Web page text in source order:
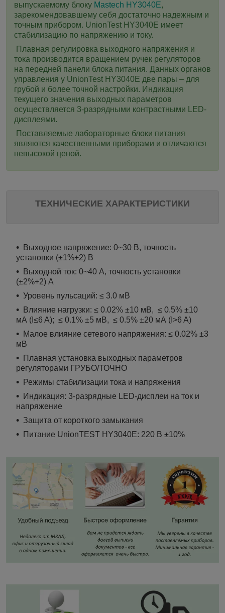
выпускаемому блоку Mastech HY3040E,
зарекомендовавшему себя достаточно надежным и
точным прибором. UnionTest HY3040E имеет
стабилизацию по напряжению и току.
Плавная регулировка выходного напряжения и
тока производится вращением ручек регуляторов
на передней панели блока питания. Данных органов
управления у UnionTest HY3040E две пары – для
грубой и более точной настройки. Индикация
текущего значения выходных параметров
осуществляется 3-разрядными контрастными LЕD-
дисплеями.
Поставляемые лабораторные блоки питания
являются качественными приборами и отличаются
невысокой ценой.
ТЕХНИЧЕСКИЕ ХАРАКТЕРИСТИКИ
Выходное напряжение: 0~30 В, точность
установки (±1%+2) В
Выходной ток: 0~40 А, точность установки
(±2%+2) A
Уровень пульсаций: ≤ 3.0 мВ
Влияние нагрузки: ≤ 0.02% ±10 мВ, ≤ 0.5% ±10
мА (I≤6 A); ≤ 0.1% ±5 мВ, ≤ 0.5% ±20 мА (I>6 A)
Малое влияние сетевого напряжения: ≤ 0.02% ±3
мВ
Плавная установка выходных параметров
регуляторами ГРУБО/ТОЧНО
Режимы стабилизации тока и напряжения
Индикация: 3-разрядные LED-дисплеи на ток и
напряжение
Защита от короткого замыкания
Питание UnionTEST HY3040E: 220 В ±10%